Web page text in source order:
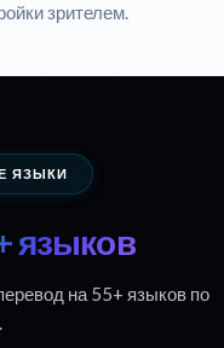
зрителем.
ЯЗЫКИ
языков
на 55+ языков по